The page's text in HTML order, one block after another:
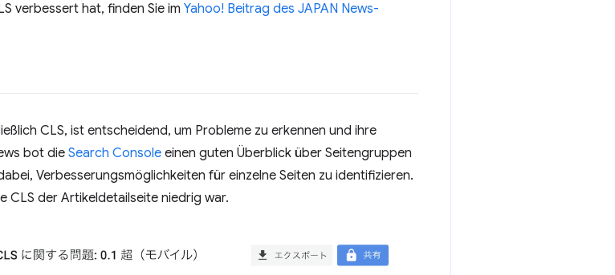
verbessert hat, finden Sie im Yahoo! Beitrag des JAPAN News-
CLS, ist entscheidend, um Probleme zu erkennen und ihre
bot die Search Console einen guten Überblick über Seitengruppen
Verbesserungsmöglichkeiten für einzelne Seiten zu identifizieren.
CLS der Artikeldetailseite niedrig war.